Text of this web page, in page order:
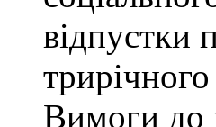
відпустки
Вимоги до